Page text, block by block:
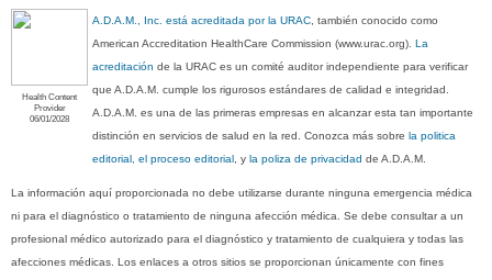
Health Content
Provider
06/01/2028
A.D.A.M., Inc. está acreditada por la URAC , también conocido como
American Accreditation HealthCare Commission (www.urac.org).La
acreditación de la URAC es un comité auditor independiente para verificar
que A.D.A.M. cumple los rigurosos estándares de calidad e integridad.
A.D.A.M. es una de las primeras empresas en alcanzar esta tan importante
distinción en servicios de salud en la red. Conozca más sobrela politica
editorial, el proceso editorial , yla poliza de privacidad de A.D.A.M.
La información aquí proporcionada no debe utilizarse durante ninguna emergencia médica
ni para el diagnóstico o tratamiento de ninguna afección médica. Se debe consultar a un
profesional médico autorizado para el diagnóstico y tratamiento de cualquiera y todas las
afecciones médicas. Los enlaces a otros sitios se proporcionan únicamente con fines